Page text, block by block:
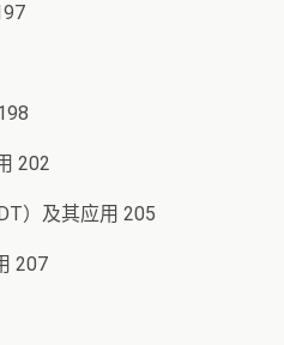
202
）及其应用 205
207